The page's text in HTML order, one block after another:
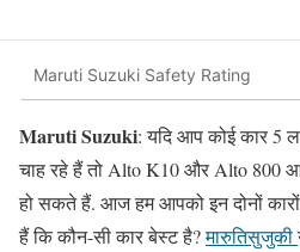
Maruti Suzuki Safety Rating
Maruti Suzuki: यदि आप कोई कार 5
चाह रहे हैं तो Alto K10 और Alto 800
हो सकते हैं. आज हम आपको इन दोनों
हैं कि कौन-सी कार बेस्ट है?मारुतिसुजुकी